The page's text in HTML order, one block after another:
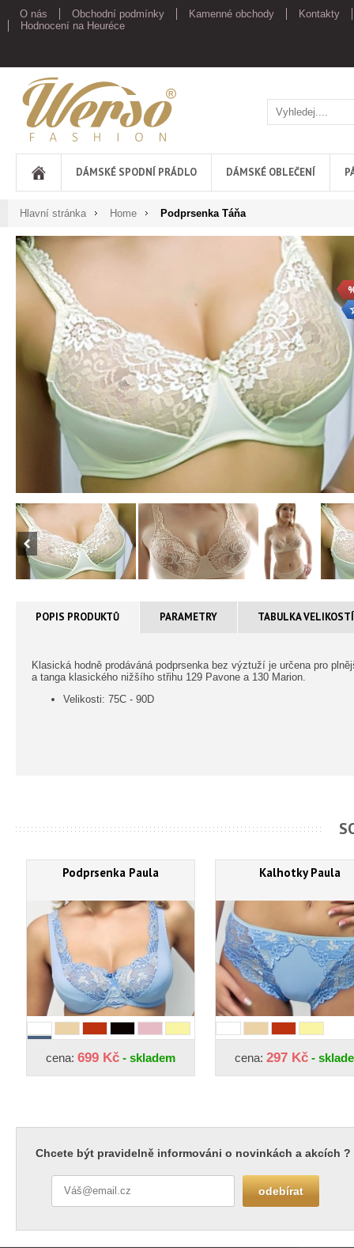
O nás Obchodní podmínky Kamenné obchody
Kontakty
Hodnocení na Heuréce
Werso
DÁMSKÉ SPODNÍ PRÁDLO DÁMSKÉ OBLEČENÍ
Hlavní stránka Home Podprsenka Táňa
POPIS PRODUKTŮ PARAMETRY TABULKA
Klasická hodně prodáváná podprsenka bez výztuží je určena pro
a tanga klasického nižšího střihu 129 Pavone a 130 Marion.
Velikosti: 75C - 90D
Podprsenka Paula
cena: 699 Kč - skladem
Kalhotky Paula
cena: 297 Kč -
Chcete být pravidelně informováni o novinkách a akcích ?